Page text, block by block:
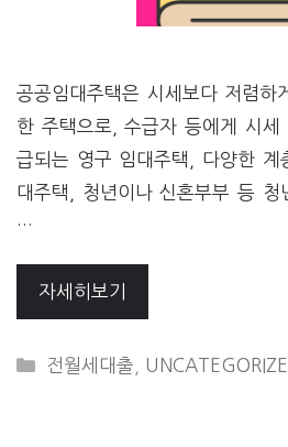
공공임대주택은 시세보다 저렴하
한 주택으로, 수급자 등에게 시
급되는 영구 임대주택, 다양한 계
대주택, 청년이나 신혼부부 등 청
…
자세히보기
CATEGORIES
전월세대출